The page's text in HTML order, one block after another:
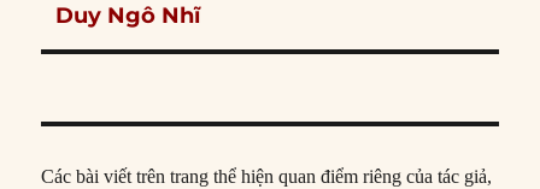
post:
Duy Ngô Nhĩ
Các bài viết trên trang thể hiện quan điểm riêng của tác giả,